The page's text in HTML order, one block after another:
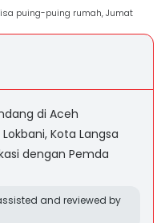
puing-puing rumah, Jumat
di Aceh
Kota Langsa
dengan Pemda
and reviewed by